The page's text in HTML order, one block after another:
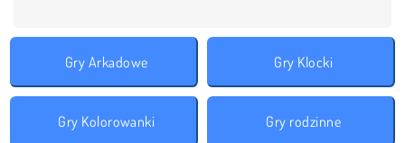
Gry Arkadowe Gry Klocki
Gry Kolorowanki Gry rodzinne